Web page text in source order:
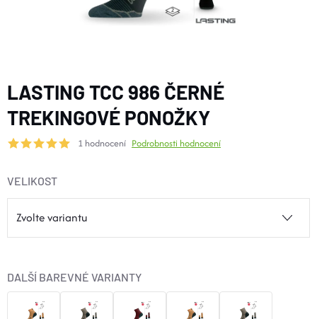
BOTY A PONOŽKY
CYKLISTIKA
Doprava a platba
Reklamace
Výměna a vrácení
Stav objednávky
LASTING TCC 986 ČERNÉ
TREKINGOVÉ PONOŽKY
1 hodnocení Podrobnosti hodnocení
VELIKOST
DALŠÍ BAREVNÉ VARIANTY